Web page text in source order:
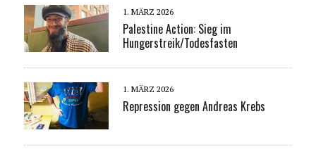
1. MÄRZ 2026
Palestine Action: Sieg im
Hungerstreik/Todesfasten
1. MÄRZ 2026
Repression gegen Andreas Krebs